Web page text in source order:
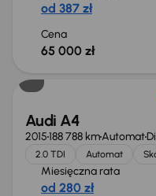
od 387 zł
Cena
65 000 zł
Audi A4
2015188 788 kmAutomat
2.0 TDI Automat
Miesięczna rata
od 280 zł